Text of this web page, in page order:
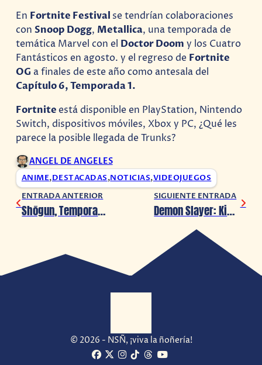
En Fortnite Festival se tendrían colaboraciones
conSnoop Dogg, Metallica, una temporada de
temática Marvel con el Doctor Doom y los Cuatro
Fantásticos en agosto. y el regreso de Fortnite
OG a finales de este año como antesala del
Capítulo 6, Temporada 1.
Fortniteestá disponible en PlayStation, Nintendo
Switch, dispositivos móviles, Xbox y PC, ¿Qué les
parece la posible llegada de Trunks?
ANGEL DE ANGELES
ANIME,DESTACADAS,NOTICIAS,VIDEOJUEGOS
ENTRADA ANTERIOR
Shōgun, Temporada 2, está en desarrollo
SIGUIENTE ENTRADA
Demon Slayer: Kimetsu no Yaiba – Sweep the Board! llegará a consolas el 17 de julio
© 2026 - NSÑ, ¡viva la ñoñería!